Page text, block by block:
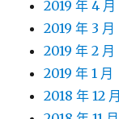
2019 年 4 月
2019 年 3 月
2019 年 2 月
2019 年 1 月
2018 年 12 月